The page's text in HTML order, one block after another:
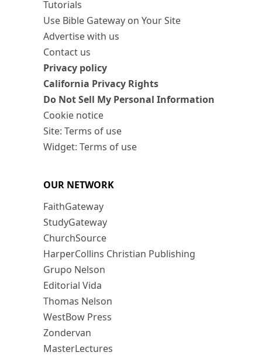
Tutorials
Use Bible Gateway on Your Site
Advertise with us
Contact us
Privacy policy
California Privacy Rights
Do Not Sell My Personal Information
Cookie notice
Site: Terms of use
Widget: Terms of use
OUR NETWORK
FaithGateway
StudyGateway
ChurchSource
HarperCollins Christian Publishing
Grupo Nelson
Editorial Vida
Thomas Nelson
WestBow Press
Zondervan
MasterLectures